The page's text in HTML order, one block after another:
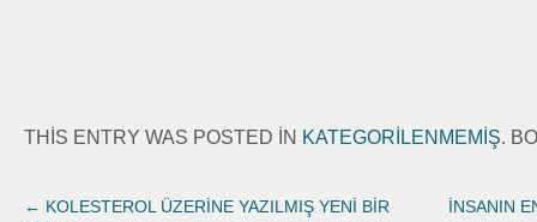
THIS ENTRY WAS POSTED IN KATEGORILENMEMIŞ.
← KOLESTEROL ÜZERİNE YAZILMIŞ YENİ BİR
İNSANIN